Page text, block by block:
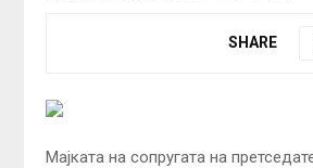
SHARE
Мајката на сопругата на